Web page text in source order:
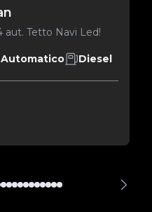
aut. Tetto Navi Led!
Automatico Diesel